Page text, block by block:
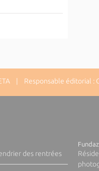
| Responsable éditorial :
des rentrées